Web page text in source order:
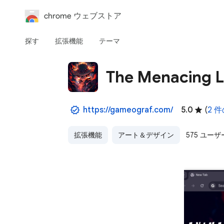
chrome ウェブストア
探す 拡張機能 テーマ
The Menacing
https://gameograf.com/ 5.0 (2
拡張機能 アート＆デザイン 575 ユーザ